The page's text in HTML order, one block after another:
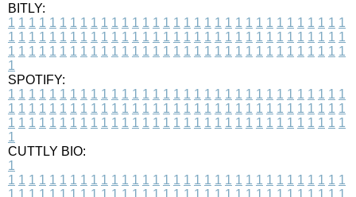
BITLY:
1 1 1 1 1 1 1 1 1 1 1 1 1 1 1 1 1 1 1 1 1 1 1 1 1 1 1 1 1 1 1 1 1
1 1 1 1 1 1 1 1 1 1 1 1 1 1 1 1 1 1 1 1 1 1 1 1 1 1 1 1 1 1 1 1 1
1 1 1 1 1 1 1 1 1 1 1 1 1 1 1 1 1 1 1 1 1 1 1 1 1 1 1 1 1 1 1 1 1
1
SPOTIFY:
1 1 1 1 1 1 1 1 1 1 1 1 1 1 1 1 1 1 1 1 1 1 1 1 1 1 1 1 1 1 1 1 1
1 1 1 1 1 1 1 1 1 1 1 1 1 1 1 1 1 1 1 1 1 1 1 1 1 1 1 1 1 1 1 1 1
1 1 1 1 1 1 1 1 1 1 1 1 1 1 1 1 1 1 1 1 1 1 1 1 1 1 1 1 1 1 1 1 1
1
CUTTLY BIO:
1
1 1 1 1 1 1 1 1 1 1 1 1 1 1 1 1 1 1 1 1 1 1 1 1 1 1 1 1 1 1 1 1 1
1 1 1 1 1 1 1 1 1 1 1 1 1 1 1 1 1 1 1 1 1 1 1 1 1 1 1 1 1 1 1 1 1